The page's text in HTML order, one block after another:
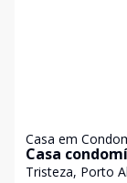
Casa em
Casa
dormitórios,1
Tristeza, Porto